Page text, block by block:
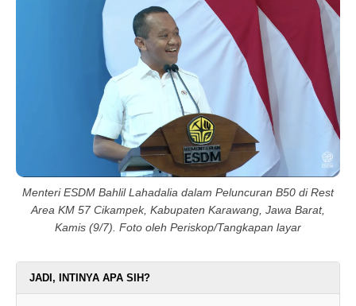
Menteri ESDM Bahlil Lahadalia dalam Peluncuran B50 di Rest
Area KM 57 Cikampek, Kabupaten Karawang, Jawa Barat,
Kamis (9/7). Foto oleh Periskop/Tangkapan layar
JADI, INTINYA APA SIH?